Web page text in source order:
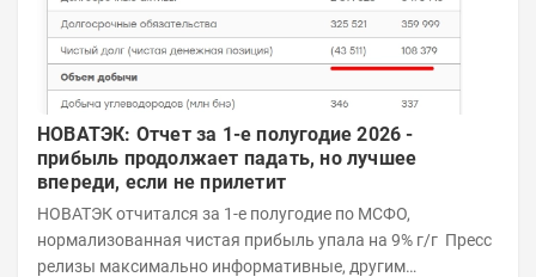
НОВАТЭК: Отчет за 1-е полугодие 2026 -
прибыль продолжает падать, но лучшее
впереди, если не прилетит
НОВАТЭК отчитался за 1-е полугодие по МСФО,
нормализованная чистая прибыль упала на 9% г/г Пресс
релизы максимально информативные, другим